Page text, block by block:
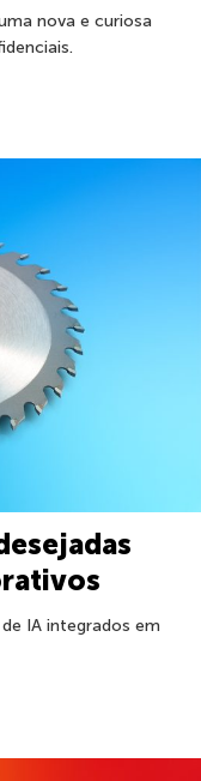
nova e curiosa
IA integrados em